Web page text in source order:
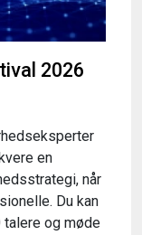
2026
en
når
Du kan
og møde